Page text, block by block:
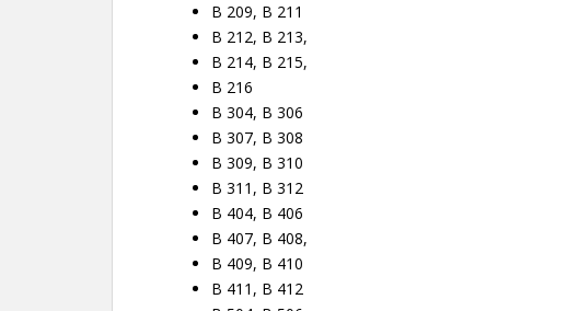
B 209, B 211
B 212, B 213,
B 214, B 215,
B 216
B 304, B 306
B 307, B 308
B 309, B 310
B 311, B 312
B 404, B 406
B 407, B 408,
B 409, B 410
B 411, B 412